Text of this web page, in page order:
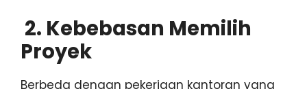
2. Kebebasan Memilih
Proyek
Berbeda dengan pekerjaan kantoran yang